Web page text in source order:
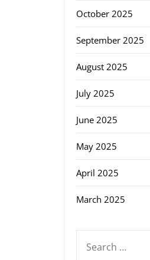
October 2025
September 2025
August 2025
July 2025
June 2025
May 2025
April 2025
March 2025
FOR: